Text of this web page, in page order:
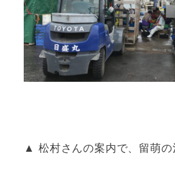
▲ 松村さんの案内で、留萌の